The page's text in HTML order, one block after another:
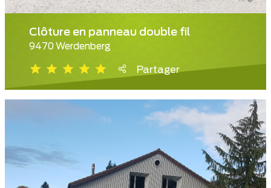
Clôture en panneau double fil
9470 Werdenberg
Partager